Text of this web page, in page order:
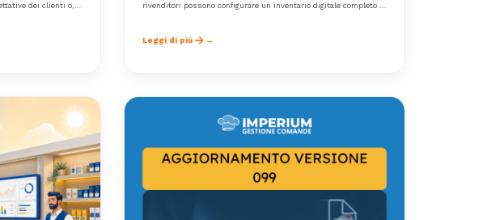
dei clienti o,
rivenditori possono configurare un inventario digitale completo in
Leggi di più